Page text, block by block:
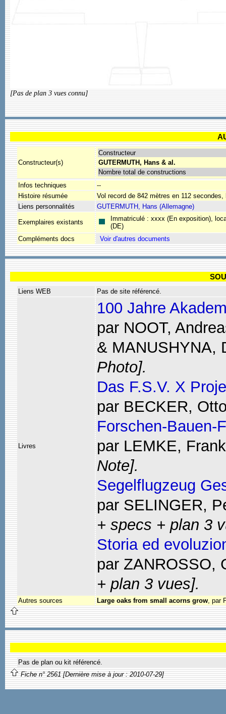
[Pas de plan 3 vues connu]
Constructeur(s)
Constructeur
GUTERMUTH, Hans & al.
Nombre total de constructions
Infos techniques
--
Histoire résumée
Vol record de 842 mètres en 112
Liens personnalités
GUTERMUTH, Hans (Allemagne)
Exemplaires existants
Immatriculé : xxxx (En exposition),
(DE)
Compléments docs
Liens WEB Pas de site référencé.
Livres
100 Jahre
par NOOT,
& MANUSHYNA,
Photo].
Das F.S.V. X
par BECKER,
Forschen-Bauen-
par LEMKE,
Note].
Segelflugzeug
par SELINGER,
+ specs + plan 3
Storia ed
par ZANROSSO,
+ plan 3 vues].
Autres sources Large oaks from small acorns grow , par
Pas de plan ou kit référencé.
Fiche n° 2561 [Dernière mise à jour : 2010-07-29]